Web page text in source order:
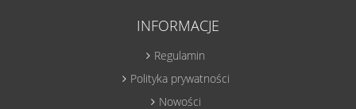
INFORMACJE
Regulamin
Polityka prywatności
Nowości